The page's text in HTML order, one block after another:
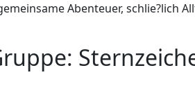
Abenteuer, schlie?lich